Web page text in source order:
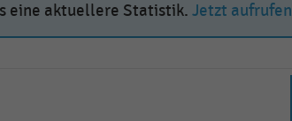
eine aktuellere Statistik. Jetzt aufrufen